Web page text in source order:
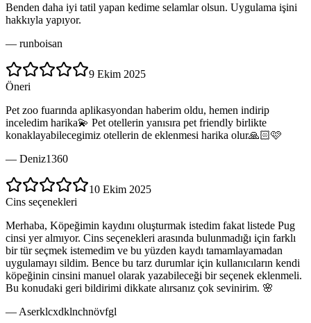
Benden daha iyi tatil yapan kedime selamlar olsun. Uygulama işini
hakkıyla yapıyor.
— runboisan
9 Ekim 2025
Öneri
Pet zoo fuarında aplikasyondan haberim oldu, hemen indirip
inceledim harika💫 Pet otellerin yanısıra pet friendly birlikte
konaklayabilecegimiz otellerin de eklenmesi harika olur🙏🏻🩷
— Deniz1360
10 Ekim 2025
Cins seçenekleri
Merhaba, Köpeğimin kaydını oluşturmak istedim fakat listede Pug
cinsi yer almıyor. Cins seçenekleri arasında bulunmadığı için farklı
bir tür seçmek istemedim ve bu yüzden kaydı tamamlayamadan
uygulamayı sildim. Bence bu tarz durumlar için kullanıcıların kendi
köpeğinin cinsini manuel olarak yazabileceği bir seçenek eklenmeli.
Bu konudaki geri bildirimi dikkate alırsanız çok sevinirim. 🌸
— Aserklcxdklnchnövfgl